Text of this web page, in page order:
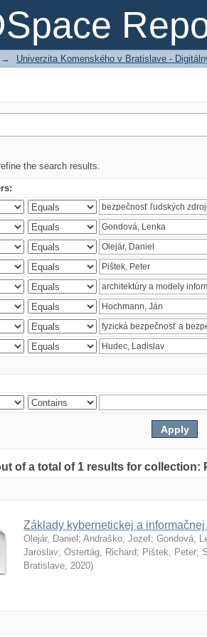
→ Univerzita Komenského v Bratislave -
the search results.
of a total of 1 results for collection:
Základy kybernetickej a
Olejár, Daniel ; Andraško, Jozef; Gondová,
Jaroslav; Ostertág, Richard; Pištek, Peter;
Bratislave, 2020)